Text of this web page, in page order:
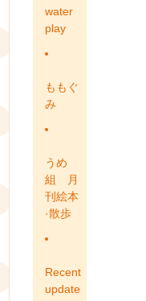
water
play
ももぐ
み
うめ
組 月
刊絵本
·散歩
Recent
update